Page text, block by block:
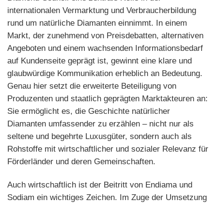
internationalen Vermarktung und Verbraucherbildung
rund um natürliche Diamanten einnimmt. In einem
Markt, der zunehmend von Preisdebatten, alternativen
Angeboten und einem wachsenden Informationsbedarf
auf Kundenseite geprägt ist, gewinnt eine klare und
glaubwürdige Kommunikation erheblich an Bedeutung.
Genau hier setzt die erweiterte Beteiligung von
Produzenten und staatlich geprägten Marktakteuren an:
Sie ermöglicht es, die Geschichte natürlicher
Diamanten umfassender zu erzählen – nicht nur als
seltene und begehrte Luxusgüter, sondern auch als
Rohstoffe mit wirtschaftlicher und sozialer Relevanz für
Förderländer und deren Gemeinschaften.
Auch wirtschaftlich ist der Beitritt von Endiama und
Sodiam ein wichtiges Zeichen. Im Zuge der Umsetzung